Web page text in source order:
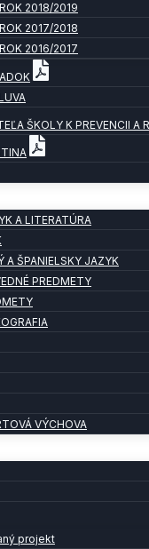
2018/2019
2017/2018
2016/2017
ŠKOLY K PREVENCII A
A LITERATÚRA
A ŠPANIELSKY JAZYK
PREDMETY
VÝCHOVA
projekt